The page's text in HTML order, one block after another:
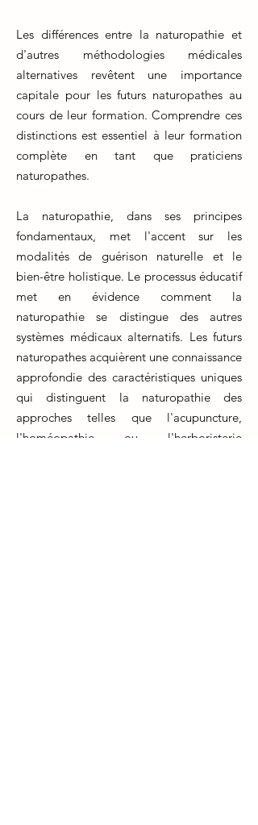
Les différences entre la naturopathie et
d'autres méthodologies médicales
alternatives revêtent une importance
capitale pour les futurs naturopathes au
cours de leur formation. Comprendre ces
distinctions est essentiel à leur formation
complète en tant que praticiens
naturopathes.
La naturopathie, dans ses principes
fondamentaux, met l'accent sur les
modalités de guérison naturelle et le
bien-être holistique. Le processus éducatif
met en évidence comment la
naturopathie se distingue des autres
systèmes médicaux alternatifs. Les futurs
naturopathes acquièrent une connaissance
approfondie des caractéristiques uniques
qui distinguent la naturopathie des
approches telles que l'acupuncture,
l'homéopathie ou l'herboristerie